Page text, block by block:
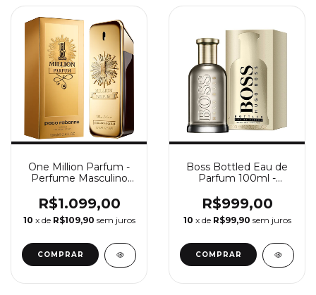
One Million Parfum -
Perfume Masculino
R$1.099,00
10 x de R$109,90 sem juros
COMPRAR
Boss Bottled Eau de
Parfum 100ml -
Hugo Boss
R$999,00
10 x de R$99,90 sem juros
COMPRAR